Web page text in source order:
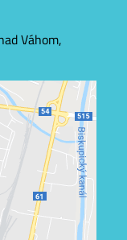
Váhom,
súkromia